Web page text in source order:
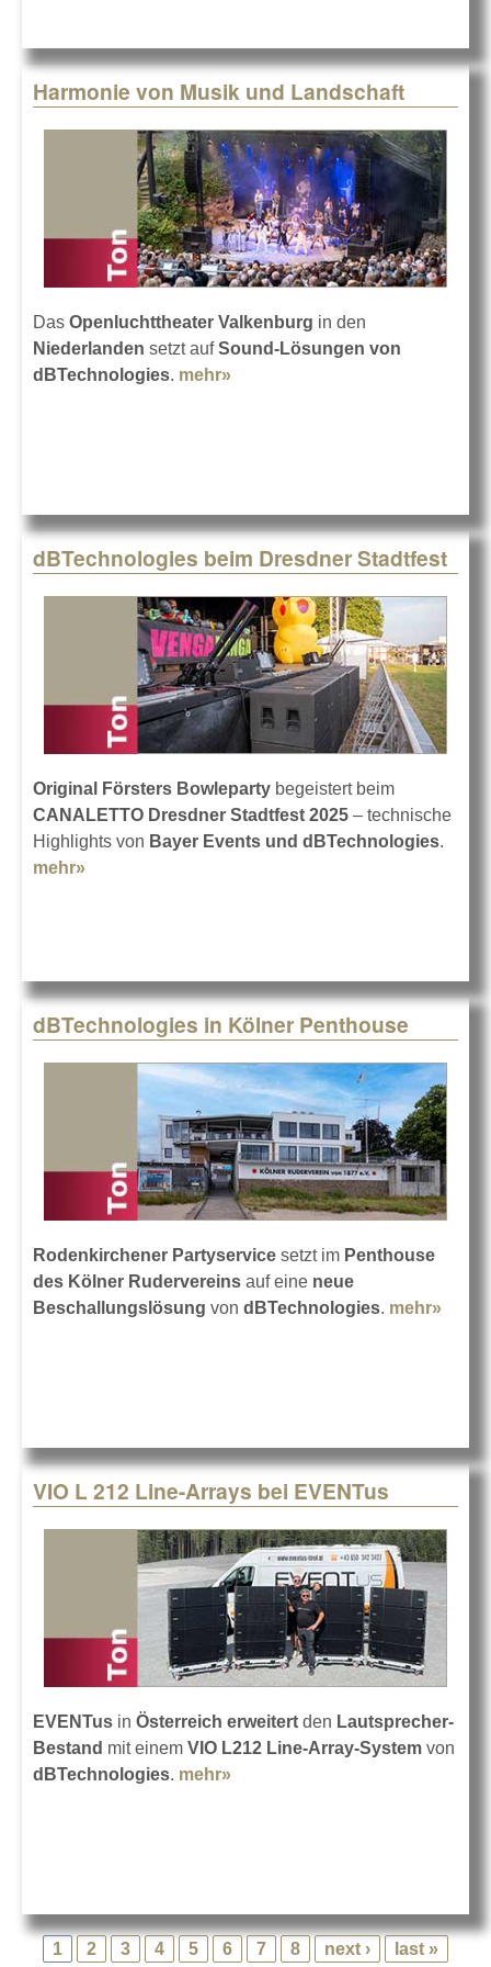
Harmonie von Musik und Landschaft
Das Openluchttheater Valkenburg in den
Niederlanden setzt aufSound-Lösungen von
dBTechnologies. mehr»
dBTechnologies beim Dresdner Stadtfest
Original Försters Bowleparty begeistert beim
CANALETTO Dresdner Stadtfest 2025 – technische
Highlights von Bayer Events und dBTechnologies.
mehr»
dBTechnologies in Kölner Penthouse
Rodenkirchener Partyservice setzt im Penthouse
des Kölner Rudervereins auf eine neue
Beschallungslösung von dBTechnologies. mehr»
VIO L 212 Line-Arrays bei EVENTus
EVENTus in Österreich erweitert den Lautsprecher-
Bestand mit einem VIO L212 Line-Array-System von
dBTechnologies. mehr»
1 2 3 4 5 6 7 8 next › last »